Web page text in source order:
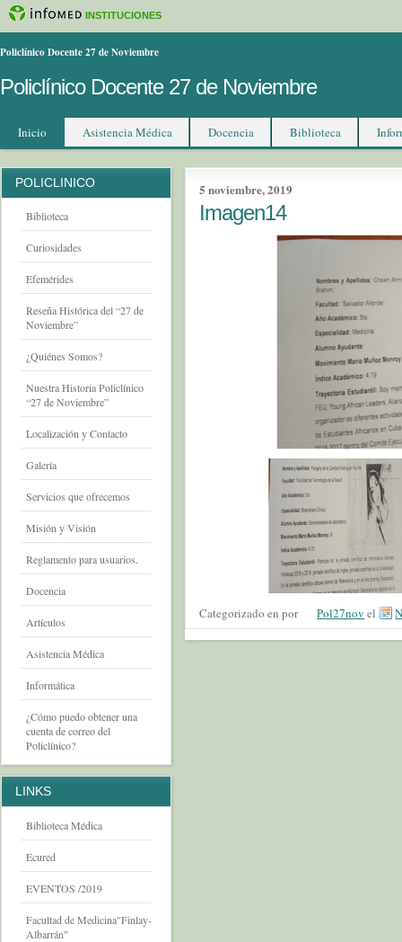
INSTITUCIONES
Policlínico Docente 27 de Noviembre
Policlínico Docente 27 de Noviembre
Inicio Asistencia Médica Docencia Biblioteca
5 noviembre, 2019
Imagen14
Categorizado en por Pol27nov el
POLICLINICO
Biblioteca
Curiosidades
Efemérides
Reseña Histórica del “27 de
Noviembre”
¿Quiénes Somos?
Nuestra Historia Policlínico
“27 de Noviembre”
Localización y Contacto
Galería
Servicios que ofrecemos
Misión y Visión
Reglamento para usuarios.
Docencia
Artículos
Asistencia Médica
Informática
¿Cómo puedo obtener una
cuenta de correo del
Policlínico?
LINKS
Biblioteca Médica
Ecured
EVENTOS /2019
Facultad de Medicina"Finlay-
Albarrán"